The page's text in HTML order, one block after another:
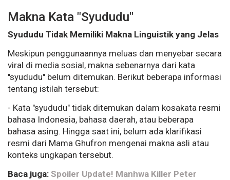
Makna Kata "Syududu"
Syududu Tidak Memiliki Makna Linguistik yang Jelas
Meskipun penggunaannya meluas dan menyebar secara
viral di media sosial, makna sebenarnya dari kata
"syududu" belum ditemukan. Berikut beberapa informasi
tentang istilah tersebut:
- Kata "syududu" tidak ditemukan dalam kosakata resmi
bahasa Indonesia, bahasa daerah, atau beberapa
bahasa asing. Hingga saat ini, belum ada klarifikasi
resmi dari Mama Ghufron mengenai makna asli atau
konteks ungkapan tersebut.
Baca juga: Spoiler Update! Manhwa Killer Peter